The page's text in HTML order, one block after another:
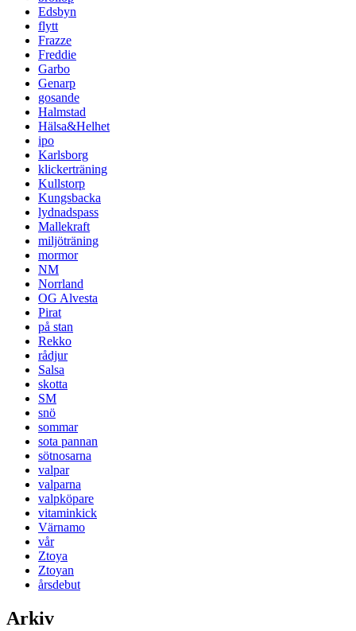
Edsbyn
flytt
Frazze
Freddie
Garbo
Genarp
gosande
Halmstad
Hälsa&Helhet
ipo
Karlsborg
klickerträning
Kullstorp
Kungsbacka
lydnadspass
Mallekraft
miljöträning
mormor
NM
Norrland
OG Alvesta
Pirat
på stan
Rekko
rådjur
Salsa
skotta
SM
snö
sommar
sota pannan
sötnosarna
valpar
valparna
valpköpare
vitaminkick
Värnamo
vår
Ztoya
Ztoyan
årsdebut
Arkiv